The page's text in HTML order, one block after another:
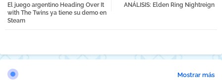
ANÁLISIS: Elden Ring Nightreign
El juego argentino Heading Over It
with The Twins ya tiene su demo en
Steam
Mostrar más